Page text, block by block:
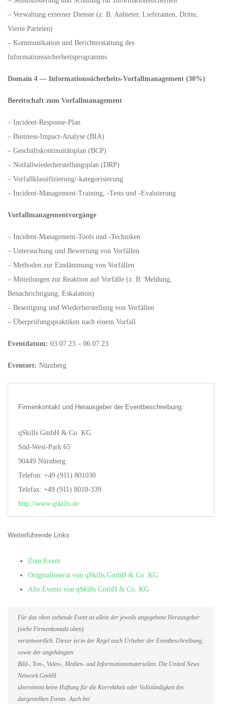
– Verwaltung externer Dienste (z. B. Anbieter, Lieferanten, Dritte,
Vierte Parteien)
– Kommunikation und Berichterstattung des
Informationssicherheitsprogramms
Domain 4 — Informationssicherheits-Vorfallmanagement (30%)
Bereitschaft zum Vorfallmanagement
– Incident-Response-Plan
– Business-Impact-Analyse (BIA)
– Geschäftskontinuitätsplan (BCP)
– Notfallwiederherstellungsplan (DRP)
– Vorfallklassifizierung/-kategorisierung
– Incident-Management-Training, -Tests und -Evaluierung
Vorfallmanagementvorgänge
– Incident-Management-Tools und -Techniken
– Untersuchung und Bewertung von Vorfällen
– Methoden zur Eindämmung von Vorfällen
– Mitteilungen zur Reaktion auf Vorfälle (z. B. Meldung,
Benachrichtigung, Eskalation)
– Beseitigung und Wiederherstellung von Vorfällen
– Überprüfungspraktiken nach einem Vorfall
Eventdatum: 03.07.23 – 06.07.23
Eventort: Nürnberg
Firmenkontakt und Herausgeber der Eventbeschreibung:
qSkills GmbH & Co. KG
Süd-West-Park 65
90449 Nürnberg
Telefon: +49 (911) 801030
Telefax: +49 (911) 8010-339
http://www.qskills.de
Weiterführende Links
Zum Event
Originalinserat von qSkills GmbH & Co. KG
Alle Events von qSkills GmbH & Co. KG
Für das oben stehende Event ist allein der jeweils angegebene Herausgeber
(siehe Firmenkontakt oben)
verantwortlich. Dieser ist in der Regel auch Urheber der Eventbeschreibung,
sowie der angehängten
Bild-, Ton-, Video-, Medien- und Informationsmaterialien. Die United News
Network GmbH
übernimmt keine Haftung für die Korrektheit oder Vollständigkeit des
dargestellten Events. Auch bei